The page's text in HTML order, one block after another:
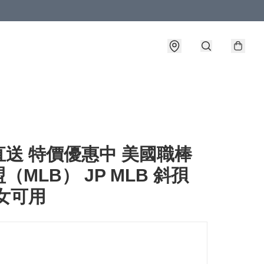
送 特價優惠中 美國職棒
（MLB） JP MLB 斜孭
可用